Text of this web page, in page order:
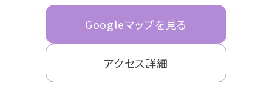
Googleマップを見る
アクセス詳細